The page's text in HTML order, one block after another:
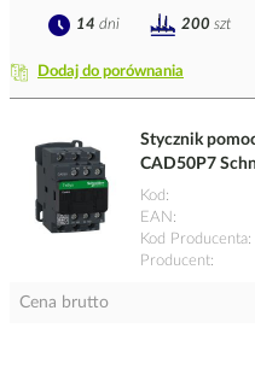
Dodaj do porównania
14 dni 200 szt
Stycznik
CAD50P7
Kod
EAN
Kod Producenta
Producent
Cena brutto